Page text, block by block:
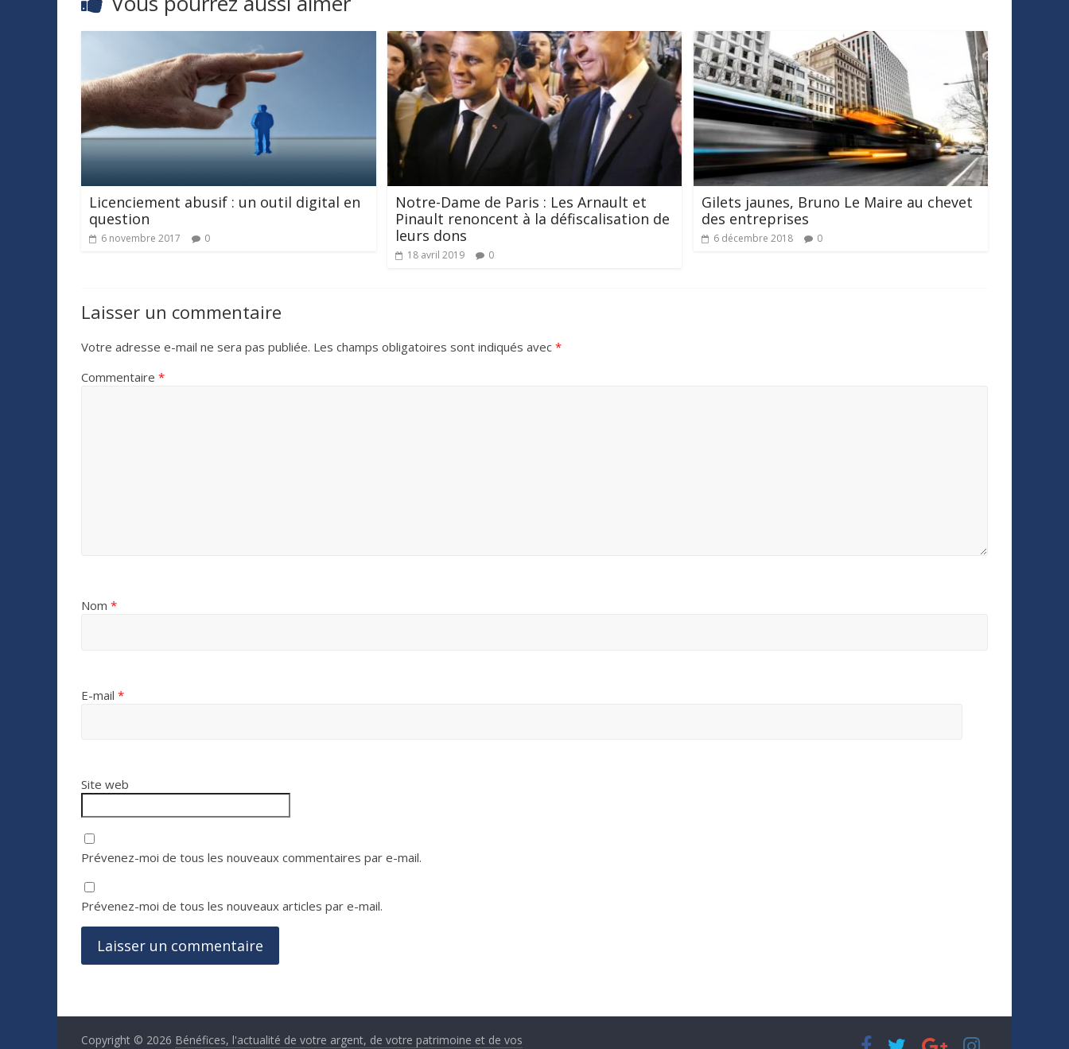
Licenciement abusif : un outil digital en
question
6 novembre 2017 0
Notre-Dame de Paris : Les Arnault et
Pinault renoncent à la défiscalisation de
leurs dons
18 avril 2019 0
Gilets jaunes, Bruno Le Maire au chevet
des entreprises
6 décembre 2018 0
Laisser un commentaire
Votre adresse e-mail ne sera pas publiée. Les champs obligatoires sont indiqués avec *
Commentaire *
Nom *
E-mail *
Site web
Prévenez-moi de tous les nouveaux commentaires par e-mail.
Prévenez-moi de tous les nouveaux articles par e-mail.
Copyright © 2026 Bénéfices, l'actualité de votre argent, de votre patrimoine et de vos